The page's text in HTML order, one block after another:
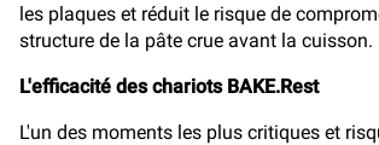
les plaques et réduit le risque de
structure de la pâte crue avant la cuisson.
L'efficacité des chariots BAKE.Rest
L'un des moments les plus critiques et